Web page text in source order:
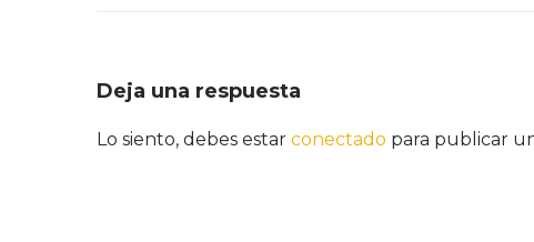
Deja una respuesta
Lo siento, debes estar conectado para publicar